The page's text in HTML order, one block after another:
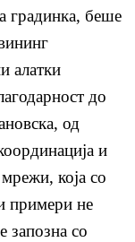
градинка, беше
алатки
до
од
и
која со
примери не
запозна со